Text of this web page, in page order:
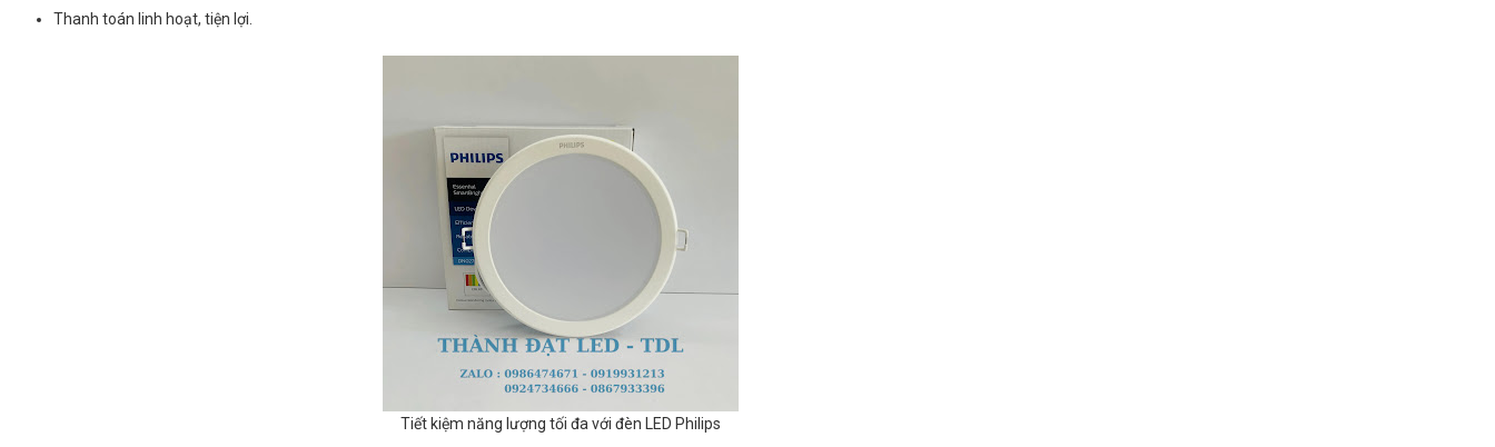
Thanh toán linh hoạt, tiện lợi.
Tiết kiệm năng lượng tối đa với đèn LED Philips